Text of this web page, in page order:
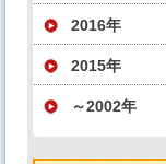
2016年
2015年
～2002年